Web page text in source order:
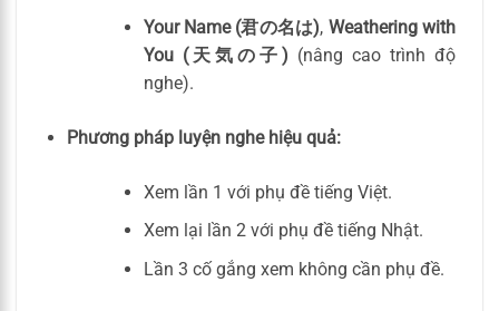
Your Name (君の名は), Weathering with
You (天気の子) (nâng cao trình độ
nghe).
Phương pháp luyện nghe hiệu quả:
Xem lần 1 với phụ đề tiếng Việt.
Xem lại lần 2 với phụ đề tiếng Nhật.
Lần 3 cố gắng xem không cần phụ đề.